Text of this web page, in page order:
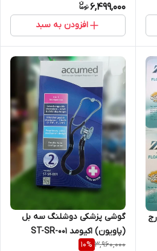
6,499,000
افزودن به سبد
گوشی پزشکی دوشلنگ سه بل
(پاویون) اکیومد ST-SR-001
3,960,000
10%